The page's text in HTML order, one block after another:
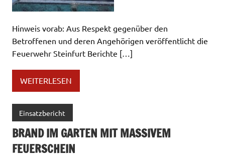
Hinweis vorab: Aus Respekt gegenüber den
Betroffenen und deren Angehörigen veröffentlicht die
Feuerwehr Steinfurt Berichte […]
WEITERLESEN
Einsatzbericht
BRAND IM GARTEN MIT MASSIVEM
FEUERSCHEIN